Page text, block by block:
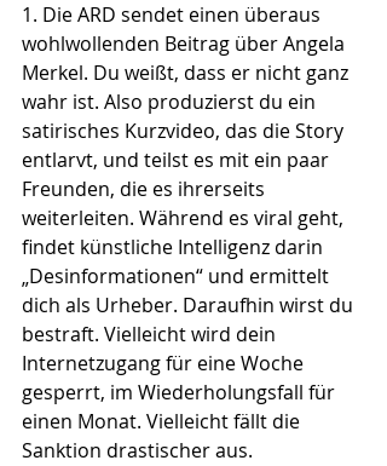
1. Die ARD sendet einen überaus
wohlwollenden Beitrag über Angela
Merkel. Du weißt, dass er nicht ganz
wahr ist. Also produzierst du ein
satirisches Kurzvideo, das die Story
entlarvt, und teilst es mit ein paar
Freunden, die es ihrerseits
weiterleiten. Während es viral geht,
findet künstliche Intelligenz darin
„Desinformationen“ und ermittelt
dich als Urheber. Daraufhin wirst du
bestraft. Vielleicht wird dein
Internetzugang für eine Woche
gesperrt, im Wiederholungsfall für
einen Monat. Vielleicht fällt die
Sanktion drastischer aus.